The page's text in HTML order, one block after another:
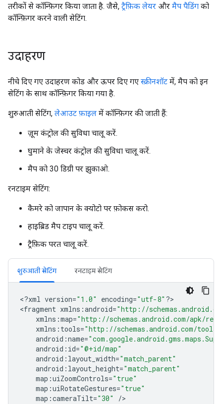
तरीकों से कॉन्फ़िगर किया जाता है. जैसे, ट्रैफ़िक लेयर और मैप पैडिंग को
कॉन्फ़िगर करने वाली सेटिंग.
उदाहरण
नीचे दिए गए उदाहरण कोड और ऊपर दिए गए स्क्रीनशॉट में, मैप को इन
सेटिंग के साथ कॉन्फ़िगर किया गया है.
शुरुआती सेटिंग, लेआउट फ़ाइल में कॉन्फ़िगर की जाती हैं:
ज़ूम कंट्रोल की सुविधा चालू करें.
घुमाने के जेस्चर कंट्रोल की सुविधा चालू करें.
मैप को 30 डिग्री पर झुकाओ.
रनटाइम सेटिंग:
कैमरे को जापान के क्योटो पर फ़ोकस करो.
हाइब्रिड मैप टाइप चालू करें.
ट्रैफ़िक परत चालू करें.
शुरुआती सेटिंग रनटाइम सेटिंग
<?xml version="1.0" encoding="utf-8" ?>
<fragment xmlns :android="http://
xmlns :map="http://schemas.android.com/apk/
xmlns : tools="http://schemas.android.com/tools"
android :name=
android : id="@+id/map"
android : layout_width="match_parent"
android : layout_height="match_parent"
map :uiZoomControls="true"
map :uiRotateGestures="true"
map :cameraTilt="30" /